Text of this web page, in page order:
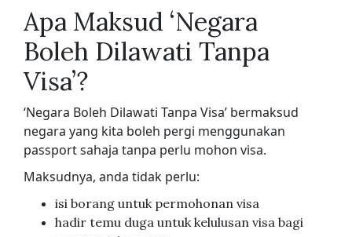
Apa Maksud ‘Negara
Boleh Dilawati Tanpa
Visa’?
‘Negara Boleh Dilawati Tanpa Visa’ bermaksud
negara yang kita boleh pergi menggunakan
passport sahaja tanpa perlu mohon visa.
Maksudnya, anda tidak perlu:
isi borang untuk permohonan visa
hadir temu duga untuk kelulusan visa bagi